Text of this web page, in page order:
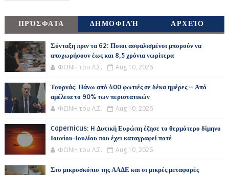
ΠΡΌΣΦΑΤΑ ΔΗΜΟΦΙΛΉ ΑΡΧΕΊΟ
Σύνταξη πριν τα 62: Ποιοι ασφαλισμένοι μπορούν να
αποχωρήσουν έως και 8,5 χρόνια νωρίτερα
ΦΩΝΗ του Λ.Σ. Aug 10, 2026
Τουρνάς: Πάνω από 400 φωτιές σε δέκα ημέρες – Από
αμέλεια το 90% των περιστατικών
ΦΩΝΗ του Λ.Σ. Aug 10, 2026
Copernicus: H Δυτική Ευρώπη έζησε το θερμότερο δίμηνο
Ιουνίου-Ιουλίου που έχει καταγραφεί ποτέ
ΦΩΝΗ του Λ.Σ. Aug 10, 2026
Στο μικροσκόπιο της ΑΑΔΕ και οι μικρές μεταφορές